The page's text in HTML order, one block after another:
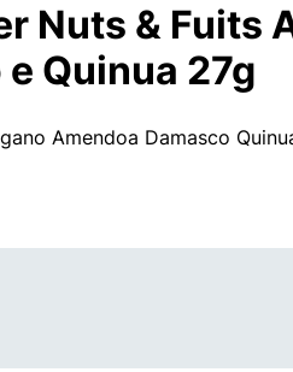
Nuts & Fuits
Quinua 27g
Amendoa Damasco